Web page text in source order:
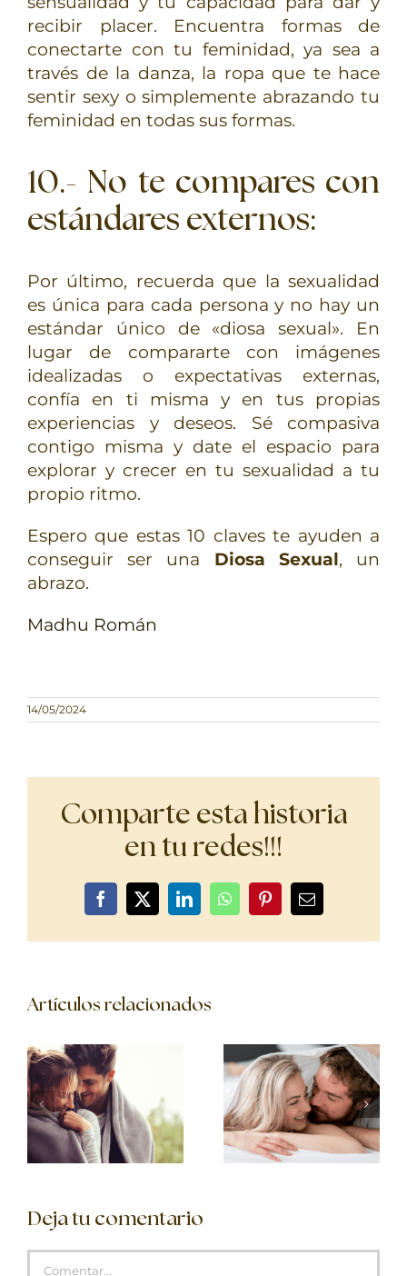
recibir placer. Encuentra formas de
conectarte con tu feminidad, ya sea a
través de la danza, la ropa que te hace
sentir sexy o simplemente abrazando tu
feminidad en todas sus formas.
10.- No te compares con
estándares externos:
Por último, recuerda que la sexualidad
es única para cada persona y no hay un
estándar único de «diosa sexual». En
lugar de compararte con imágenes
idealizadas o expectativas externas,
confía en ti misma y en tus propias
experiencias y deseos. Sé compasiva
contigo misma y date el espacio para
explorar y crecer en tu sexualidad a tu
propio ritmo.
Espero que estas 10 claves te ayuden a
conseguir ser una Diosa Sexual, un
abrazo.
Madhu Román
14/05/2024
Comparte esta historia
en tu redes!!!
Facebook
X LinkedInWhatsAppPinterestCorreo
Artículos relacionados
Deja tu comentario